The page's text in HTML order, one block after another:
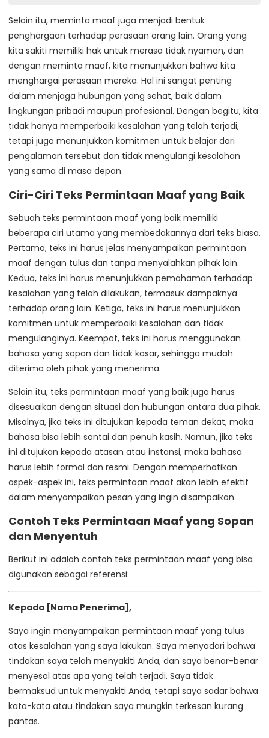
Selain itu, meminta maaf juga menjadi bentuk
penghargaan terhadap perasaan orang lain. Orang yang
kita sakiti memiliki hak untuk merasa tidak nyaman, dan
dengan meminta maaf, kita menunjukkan bahwa kita
menghargai perasaan mereka. Hal ini sangat penting
dalam menjaga hubungan yang sehat, baik dalam
lingkungan pribadi maupun profesional. Dengan begitu, kita
tidak hanya memperbaiki kesalahan yang telah terjadi,
tetapi juga menunjukkan komitmen untuk belajar dari
pengalaman tersebut dan tidak mengulangi kesalahan
yang sama di masa depan.
Ciri-Ciri Teks Permintaan Maaf yang Baik
Sebuah teks permintaan maaf yang baik memiliki
beberapa ciri utama yang membedakannya dari teks biasa.
Pertama, teks ini harus jelas menyampaikan permintaan
maaf dengan tulus dan tanpa menyalahkan pihak lain.
Kedua, teks ini harus menunjukkan pemahaman terhadap
kesalahan yang telah dilakukan, termasuk dampaknya
terhadap orang lain. Ketiga, teks ini harus menunjukkan
komitmen untuk memperbaiki kesalahan dan tidak
mengulanginya. Keempat, teks ini harus menggunakan
bahasa yang sopan dan tidak kasar, sehingga mudah
diterima oleh pihak yang menerima.
Selain itu, teks permintaan maaf yang baik juga harus
disesuaikan dengan situasi dan hubungan antara dua pihak.
Misalnya, jika teks ini ditujukan kepada teman dekat, maka
bahasa bisa lebih santai dan penuh kasih. Namun, jika teks
ini ditujukan kepada atasan atau instansi, maka bahasa
harus lebih formal dan resmi. Dengan memperhatikan
aspek-aspek ini, teks permintaan maaf akan lebih efektif
dalam menyampaikan pesan yang ingin disampaikan.
Contoh Teks Permintaan Maaf yang Sopan
dan Menyentuh
Berikut ini adalah contoh teks permintaan maaf yang bisa
digunakan sebagai referensi:
Kepada [Nama Penerima],
Saya ingin menyampaikan permintaan maaf yang tulus
atas kesalahan yang saya lakukan. Saya menyadari bahwa
tindakan saya telah menyakiti Anda, dan saya benar-benar
menyesal atas apa yang telah terjadi. Saya tidak
bermaksud untuk menyakiti Anda, tetapi saya sadar bahwa
kata-kata atau tindakan saya mungkin terkesan kurang
pantas.